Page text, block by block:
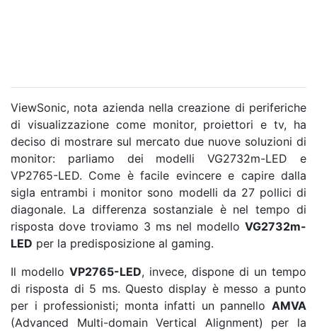
ViewSonic, nota azienda nella creazione di periferiche
di visualizzazione come monitor, proiettori e tv, ha
deciso di mostrare sul mercato due nuove soluzioni di
monitor: parliamo dei modelli VG2732m-LED e
VP2765-LED. Come è facile evincere e capire dalla
sigla entrambi i monitor sono modelli da 27 pollici di
diagonale. La differenza sostanziale è nel tempo di
risposta dove troviamo 3 ms nel modello VG2732m-
LED per la predisposizione al gaming.
Il modello VP2765-LED, invece, dispone di un tempo
di risposta di 5 ms. Questo display è messo a punto
per i professionisti; monta infatti un pannello AMVA
(Advanced Multi-domain Vertical Alignment) per la